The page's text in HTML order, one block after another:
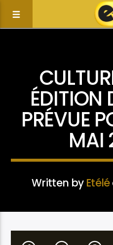
Current track
Artist
ÉDITION
PRÉVUE
MAI
Written by Etélé